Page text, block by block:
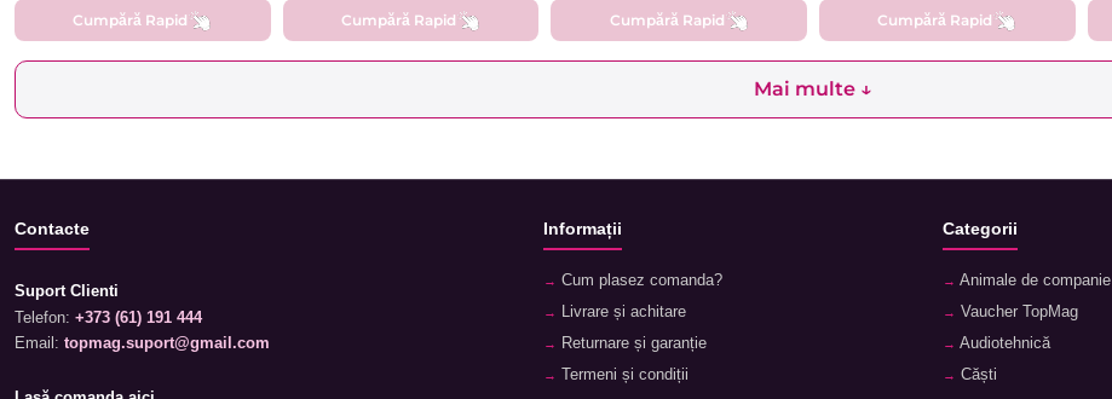
Cumpără Rapid Cumpără Rapid Cumpără Rapid Cumpără Rapid
Mai multe ↓
Contacte
Suport Clienti
Telefon: +373 (61) 191 444
Email: topmag.suport@gmail.com
Informații
Cum plasez comanda?
Livrare și achitare
Returnare și garanție
Termeni și condiții
Categorii
Animale de companie
Vaucher TopMag
Audiotehnică
Căști